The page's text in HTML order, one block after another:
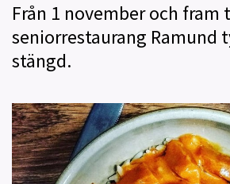
Från 1 november och
seniorrestaurang Ramund
stängd.